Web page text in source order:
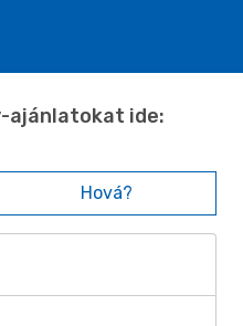
ajánlatokat ide:
Hová?